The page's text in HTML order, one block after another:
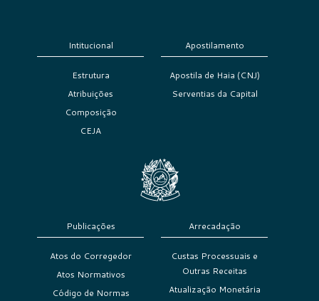
Intitucional
Estrutura
Atribuições
Composição
CEJA
Apostilamento
Apostila de Haia (CNJ)
Serventias da Capital
Publicações
Atos do Corregedor
Atos Normativos
Código de Normas
Arrecadação
Custas Processuais e
Outras Receitas
Atualização Monetária